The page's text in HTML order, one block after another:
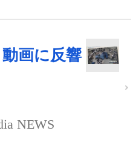
画に反響
NEWS